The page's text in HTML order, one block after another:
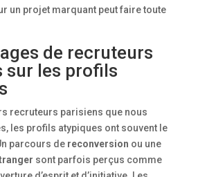
un projet marquant peut faire toute
de recruteurs
sur les profils
recruteurs parisiens que nous
les profils atypiques ont souvent le
parcours de reconversion ou une
sont parfois perçus comme